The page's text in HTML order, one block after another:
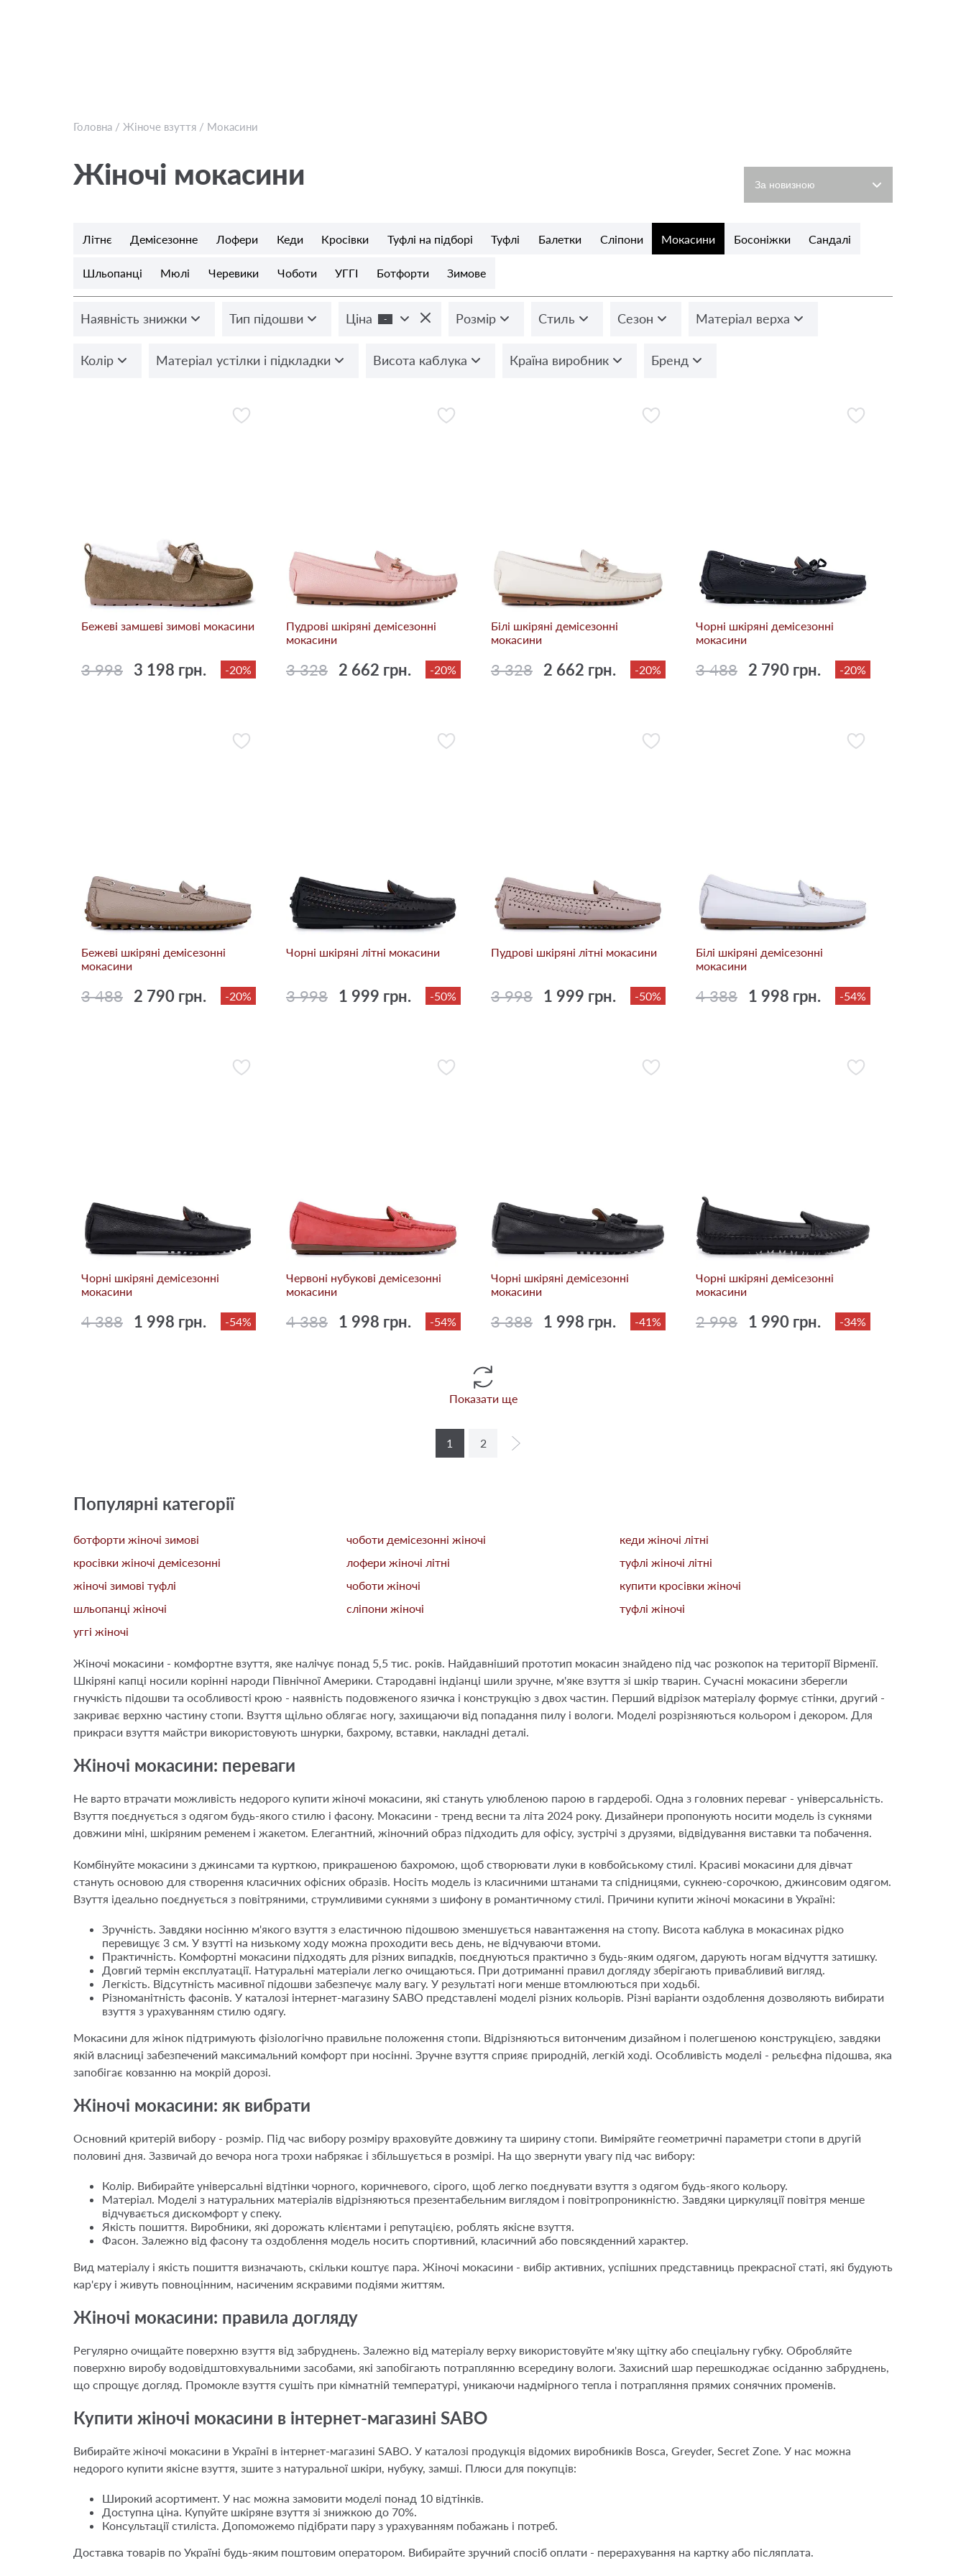
Головна / Жіноче взуття / Мокасини
Жіночі мокасини
Літнє Демісезонне Лофери Кеди Кросівки Туфлі на підборі Туфлі Балетки Сліпони Мокасини Босоніжки Сандалі
Шльопанці Мюлі Черевики Чоботи УГГІ Ботфорти Зимове
Наявність знижки Тип підошви Ціна - Розмір Стиль Сезон Матеріал верха
Колір Матеріал устілки і підкладки Висота каблука Країна виробник Бренд
Бежевi замшеві зимові мокасини
3 998 3 198 грн. -20%
Пудрові шкіряні демісезонні
мокасини
3 328 2 662 грн. -20%
Білі шкіряні демісезонні
мокасини
3 328 2 662 грн. -20%
Чорні шкіряні демісезонні
мокасини
3 488 2 790 грн. -20%
Бежевi шкіряні демісезонні
мокасини
3 488 2 790 грн. -20%
Чорні шкіряні літні мокасини
3 998 1 999 грн. -50%
Пудрові шкіряні літні мокасини
3 998 1 999 грн. -50%
Білі шкіряні демісезонні
мокасини
4 388 1 998 грн. -54%
Чорні шкіряні демісезонні
мокасини
4 388 1 998 грн. -54%
Червоні нубукові демісезонні
мокасини
4 388 1 998 грн. -54%
Чорні шкіряні демісезонні
мокасини
3 388 1 998 грн. -41%
Чорні шкіряні демісезонні
мокасини
2 998 1 990 грн. -34%
Показати ще
1 2
Популярні категорії
ботфорти жіночі зимові чоботи демісезонні жіночі
кеди жіночі літні
кросівки жіночі демісезонні
лофери жіночі літні
туфлі жіночі літні
жіночі зимові туфлі
чоботи жіночі
купити кросівки жіночі
шльопанці жіночі
сліпони жіночі
туфлі жіночі
уггі жіночі
Жіночі мокасини - комфортне взуття, яке налічує понад 5,5 тис. років. Найдавніший прототип мокасин знайдено під час розкопок на території Вірменії.
Шкіряні капці носили корінні народи Північної Америки. Стародавні індіанці шили зручне, м'яке взуття зі шкір тварин. Сучасні мокасини зберегли
гнучкість підошви та особливості крою - наявність подовженого язичка і конструкцію з двох частин. Перший відрізок матеріалу формує стінки, другий -
закриває верхню частину стопи. Взуття щільно облягає ногу, захищаючи від попадання пилу і вологи. Моделі розрізняються кольором і декором. Для
прикраси взуття майстри використовують шнурки, бахрому, вставки, накладні деталі.
Жіночі мокасини: переваги
Не варто втрачати можливість недорого купити жіночі мокасини, які стануть улюбленою парою в гардеробі. Одна з головних переваг - універсальність.
Взуття поєднується з одягом будь-якого стилю і фасону. Мокасини - тренд весни та літа 2024 року. Дизайнери пропонують носити модель із сукнями
довжини міні, шкіряним ременем і жакетом. Елегантний, жіночний образ підходить для офісу, зустрічі з друзями, відвідування виставки та побачення.
Комбінуйте мокасини з джинсами та курткою, прикрашеною бахромою, щоб створювати луки в ковбойському стилі. Красиві мокасини для дівчат
стануть основою для створення класичних офісних образів. Носіть модель із класичними штанами та спідницями, сукнею-сорочкою, джинсовим одягом.
Взуття ідеально поєднується з повітряними, струмливими сукнями з шифону в романтичному стилі. Причини купити жіночі мокасини в Україні:
Зручність. Завдяки носінню м'якого взуття з еластичною підошвою зменшується навантаження на стопу. Висота каблука в мокасинах рідко
перевищує 3 см. У взутті на низькому ходу можна проходити весь день, не відчуваючи втоми.
Практичність. Комфортні мокасини підходять для різних випадків, поєднуються практично з будь-яким одягом, дарують ногам відчуття затишку.
Довгий термін експлуатації. Натуральні матеріали легко очищаються. При дотриманні правил догляду зберігають привабливий вигляд.
Легкість. Відсутність масивної підошви забезпечує малу вагу. У результаті ноги менше втомлюються при ходьбі.
Різноманітність фасонів. У каталозі інтернет-магазину SABO представлені моделі різних кольорів. Різні варіанти оздоблення дозволяють вибирати
взуття з урахуванням стилю одягу.
Мокасини для жінок підтримують фізіологічно правильне положення стопи. Відрізняються витонченим дизайном і полегшеною конструкцією, завдяки
якій власниці забезпечений максимальний комфорт при носінні. Зручне взуття сприяє природній, легкій ході. Особливість моделі - рельєфна підошва, яка
запобігає ковзанню на мокрій дорозі.
Жіночі мокасини: як вибрати
Основний критерій вибору - розмір. Під час вибору розміру враховуйте довжину та ширину стопи. Виміряйте геометричні параметри стопи в другій
половині дня. Зазвичай до вечора нога трохи набрякає і збільшується в розмірі. На що звернути увагу під час вибору:
Колір. Вибирайте універсальні відтінки чорного, коричневого, сірого, щоб легко поєднувати взуття з одягом будь-якого кольору.
Матеріал. Моделі з натуральних матеріалів відрізняються презентабельним виглядом і повітропроникністю. Завдяки циркуляції повітря менше
відчувається дискомфорт у спеку.
Якість пошиття. Виробники, які дорожать клієнтами і репутацією, роблять якісне взуття.
Фасон. Залежно від фасону та оздоблення модель носить спортивний, класичний або повсякденний характер.
Вид матеріалу і якість пошиття визначають, скільки коштує пара. Жіночі мокасини - вибір активних, успішних представниць прекрасної статі, які будують
кар'єру і живуть повноцінним, насиченим яскравими подіями життям.
Жіночі мокасини: правила догляду
Регулярно очищайте поверхню взуття від забруднень. Залежно від матеріалу верху використовуйте м'яку щітку або спеціальну губку. Обробляйте
поверхню виробу водовідштовхувальними засобами, які запобігають потраплянню всередину вологи. Захисний шар перешкоджає осіданню забруднень,
що спрощує догляд. Промокле взуття сушіть при кімнатній температурі, уникаючи надмірного тепла і потрапляння прямих сонячних променів.
Купити жіночі мокасини в інтернет-магазині SABO
Вибирайте жіночі мокасини в Україні в інтернет-магазині SABO. У каталозі продукція відомих виробників Bosca, Greyder, Secret Zone. У нас можна
недорого купити якісне взуття, зшите з натуральної шкіри, нубуку, замші. Плюси для покупців:
Широкий асортимент. У нас можна замовити моделі понад 10 відтінків.
Доступна ціна. Купуйте шкіряне взуття зі знижкою до 70%.
Консультації стиліста. Допоможемо підібрати пару з урахуванням побажань і потреб.
Доставка товарів по Україні будь-яким поштовим оператором. Вибирайте зручний спосіб оплати - перерахування на картку або післяплата.